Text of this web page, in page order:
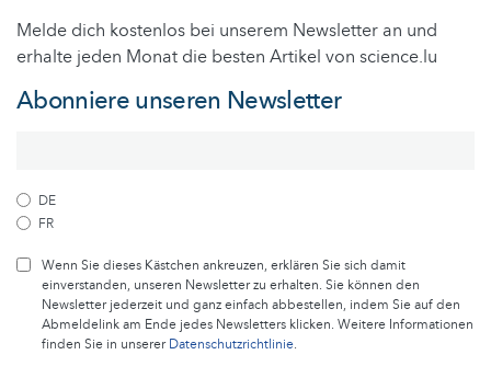
Melde dich kostenlos bei unserem Newsletter an und
erhalte jeden Monat die besten Artikel von science.lu
Abonniere unseren Newsletter
DE
FR
Wenn Sie dieses Kästchen ankreuzen, erklären Sie sich damit
einverstanden, unseren Newsletter zu erhalten. Sie können den
Newsletter jederzeit und ganz einfach abbestellen, indem Sie auf den
Abmeldelink am Ende jedes Newsletters klicken. Weitere Informationen
finden Sie in unsererDatenschutzrichtlinie.